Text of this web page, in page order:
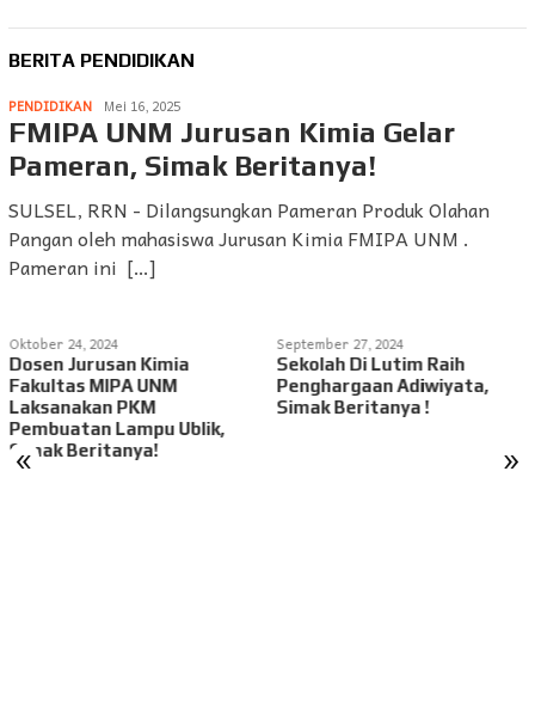
BERITA PENDIDIKAN
PENDIDIKAN Mei 16, 2025
FMIPA UNM Jurusan Kimia Gelar
Pameran, Simak Beritanya!
SULSEL, RRN - Dilangsungkan Pameran Produk Olahan
Pangan oleh mahasiswa Jurusan Kimia FMIPA UNM .
Pameran ini […]
« »
24, 2024
Jurusan Kimia
MIPA UNM
PKM
Lampu Ublik,
Beritanya!
September 27, 2024
Sekolah Di Lutim Raih
Penghargaan Adiwiyata,
Simak Beritanya !